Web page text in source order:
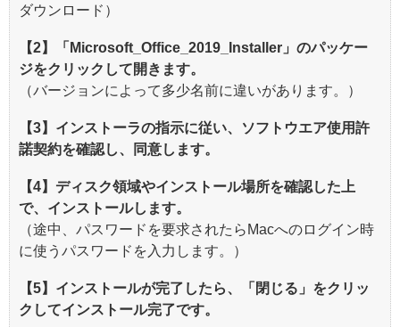
ダウンロード）
【2】「Microsoft_Office_2019_Installer」のパッケー
ジをクリックして開きます。
（バージョンによって多少名前に違いがあります。）
【3】インストーラの指示に従い、ソフトウエア使用許
諾契約を確認し、同意します。
【4】ディスク領域やインストール場所を確認した上
で、インストールします。
（途中、パスワードを要求されたらMacへのログイン時
に使うパスワードを入力します。）
【5】インストールが完了したら、「閉じる」をクリッ
クしてインストール完了です。